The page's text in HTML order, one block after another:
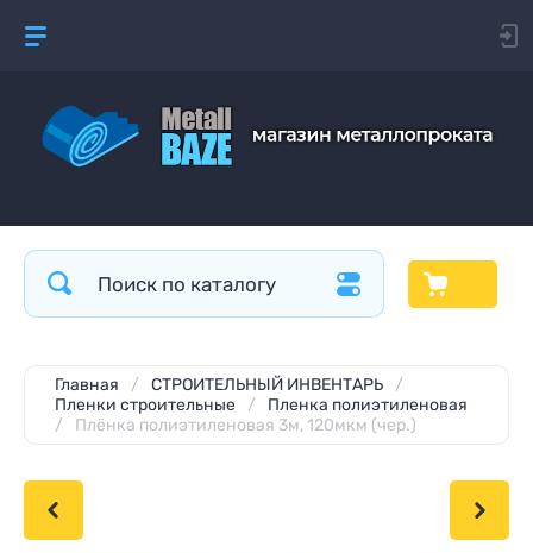
Главная / СТРОИТЕЛЬНЫЙ ИНВЕНТАРЬ
/
Пленки строительные
/
Пленка полиэтиленовая
/
Плёнка полиэтиленовая 3м, 120мкм (чер.)